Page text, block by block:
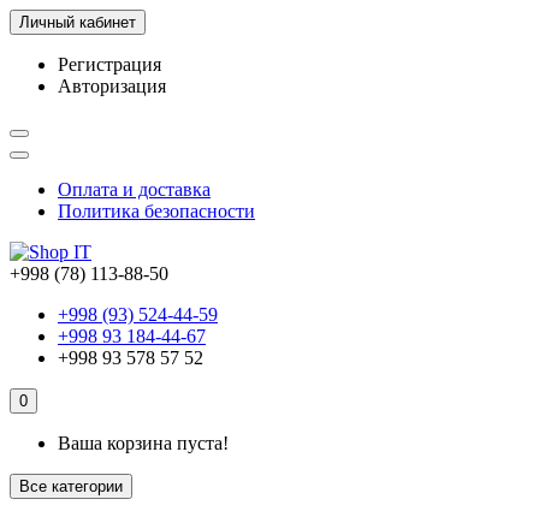
Личный кабинет
Регистрация
Авторизация
Оплата и доставка
Политика безопасности
+998 (78) 113-88-50
+998 (93) 524-44-59
+998 93 184-44-67
+998 93 578 57 52
0
Ваша корзина пуста!
Все категории